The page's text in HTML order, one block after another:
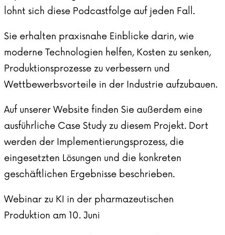
lohnt sich diese Podcastfolge auf jeden Fall.
Sie erhalten praxisnahe Einblicke darin, wie
moderne Technologien helfen, Kosten zu senken,
Produktionsprozesse zu verbessern und
Wettbewerbsvorteile in der Industrie aufzubauen.
Auf unserer Website finden Sie außerdem eine
ausführliche Case Study zu diesem Projekt. Dort
werden der Implementierungsprozess, die
eingesetzten Lösungen und die konkreten
geschäftlichen Ergebnisse beschrieben.
Webinar zu KI in der pharmazeutischen
Produktion am 10. Juni